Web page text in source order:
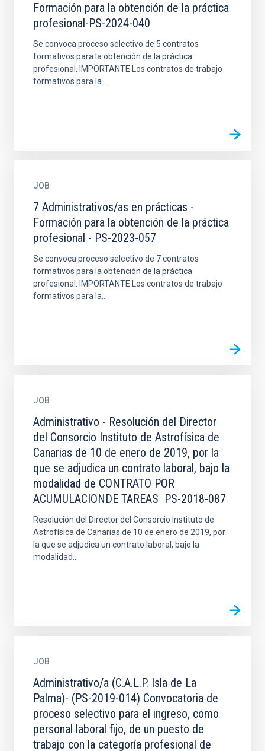
Formación para la obtención de la práctica
profesional-PS-2024-040
Se convoca proceso selectivo de 5 contratos
formativos para la obtención de la práctica
profesional. IMPORTANTE Los contratos de trabajo
formativos para la...
JOB
7 Administrativos/as en prácticas -
Formación para la obtención de la práctica
profesional - PS-2023-057
Se convoca proceso selectivo de 7 contratos
formativos para la obtención de la práctica
profesional. IMPORTANTE Los contratos de trabajo
formativos para la...
JOB
Administrativo - Resolución del Director
del Consorcio Instituto de Astrofísica de
Canarias de 10 de enero de 2019, por la
que se adjudica un contrato laboral, bajo la
modalidad de CONTRATO POR
ACUMULACIONDE TAREAS PS-2018-087
Resolución del Director del Consorcio Instituto de
Astrofísica de Canarias de 10 de enero de 2019, por
la que se adjudica un contrato laboral, bajo la
modalidad...
JOB
Administrativo/a (C.A.L.P. Isla de La
Palma)- (PS-2019-014) Convocatoria de
proceso selectivo para el ingreso, como
personal laboral fijo, de un puesto de
trabajo con la categoría profesional de